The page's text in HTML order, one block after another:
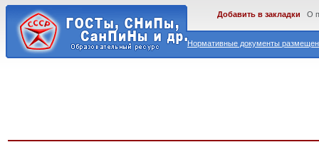
Нормативные документы
Добавить в закладки О